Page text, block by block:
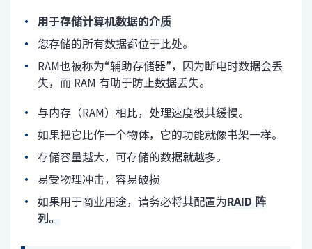
用于存储计算机数据的介质
您存储的所有数据都位于此处。
RAM也被称为“辅助存储器”，因为断电时数据会丢
失，而 RAM 有助于防止数据丢失。
与内存（RAM）相比，处理速度极其缓慢。
如果把它比作一个物体，它的功能就像书架一样。
存储容量越大，可存储的数据就越多。
易受物理冲击，容易破损
如果用于商业用途，请务必将其配置为RAID 阵
列。